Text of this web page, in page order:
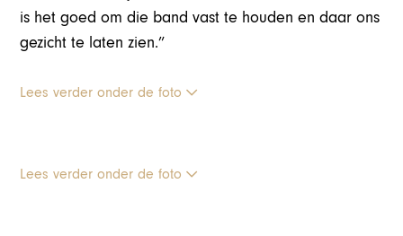
is het goed om die band vast te houden en daar ons
gezicht te laten zien.”
Lees verder onder de foto
Lees verder onder de foto